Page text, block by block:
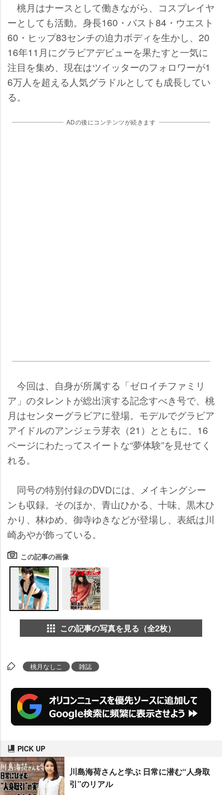
桃月はナースとして働きながら、コスプレイヤ
ーとしても活動。身長160・バスト84・ウエスト
60・ヒップ83センチの迫力ボディを生かし、20
16年11月にグラビアデビューを果たすと一気に
注目を集め、現在はツイッターのフォロワーが1
6万人を超える人気グラドルとしても成長してい
る。
ADの後にコンテンツが続きます
今回は、自身が所属する「ゼロイチファミリ
ア」のタレントが総出演する記念すべき号で、桃
月はセンターグラビアに登場。モデルでグラビア
アイドルのアンジェラ芽衣（21）とともに、16
ページにわたってスイートな“夢体験”を見せてく
れる。
同号の特別付録のDVDには、メイキングシー
ンも収録。そのほか、青山ひかる、十味、黒木ひ
かり、林ゆめ、御寺ゆきなどが登場し、表紙は川
崎あやが飾っている。
この記事の画像
この記事の写真を見る（全2枚）
桃月なしこ 雑誌
PICK UP
川島海荷さんと学ぶ 日常に潜む“人身取
引”のリアル